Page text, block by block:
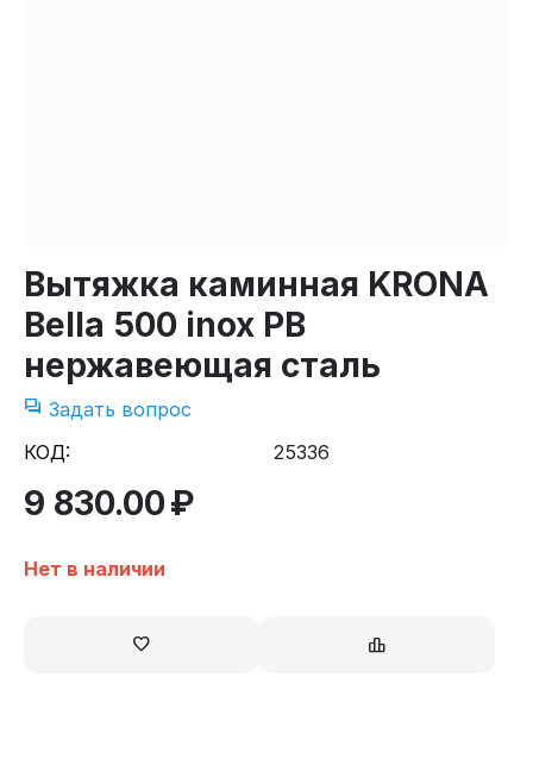
Вытяжка каминная KRONA
Bella 500 inox PB
нержавеющая сталь
Задать вопрос
КОД:
25336
9 830.00₽
Нет в наличии